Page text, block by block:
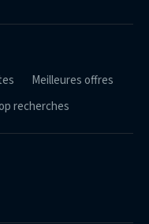
Meilleures offres
recherches